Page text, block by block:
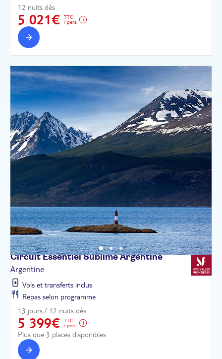
12 nuits dès
5 021€
TTC
/ pers.
Circuit Essentiel SublimeArgentine
Argentine
Vols et transferts inclus
Repas selon programme
13 jours / 12 nuits dès
5 399€
TTC
/ pers.
Plus que 3 places disponibles